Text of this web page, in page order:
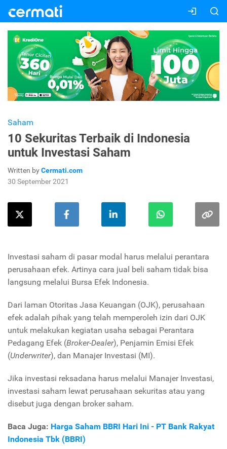
Saham
10 Sekuritas Terbaik di Indonesia
untuk Investasi Saham
Written byCermati.com
30 September 2021
Investasi saham di pasar modal harus melalui perantara
perusahaan efek. Artinya cara jual beli saham tidak bisa
langsung melalui Bursa Efek Indonesia.
Dari laman Otoritas Jasa Keuangan (OJK), perusahaan
efek adalah pihak yang telah memperoleh izin dari OJK
untuk melakukan kegiatan usaha sebagai Perantara
Pedagang Efek (Broker-Dealer), Penjamin Emisi Efek
(Underwriter), dan Manajer Investasi (MI).
Jika investasi reksadana harus melalui Manajer Investasi,
investasi saham lewat perusahaan sekuritas atau yang
disebut juga dengan broker saham.
Baca Juga: Harga Saham BBRI Hari Ini - PT Bank Rakyat
Indonesia Tbk (BBRI)